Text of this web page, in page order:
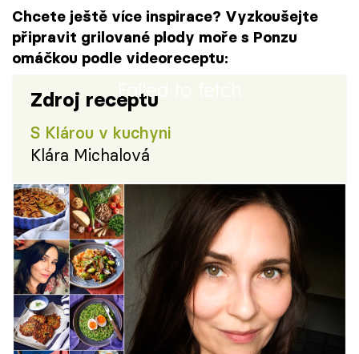
Chcete ještě více inspirace? Vyzkoušejte
připravit grilované plody moře s Ponzu
omáčkou podle videoreceptu:
Failed to fetch
Zdroj receptu
S Klárou v kuchyni
Klára Michalová